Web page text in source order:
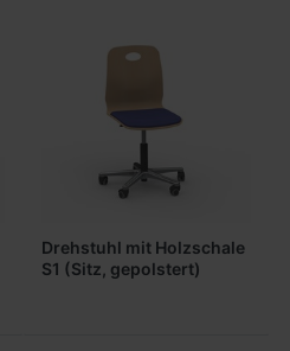
Drehstuhl mit Holzschale
S1 (Sitz, gepolstert)